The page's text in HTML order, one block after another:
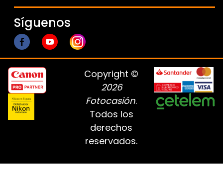
Síguenos
Copyright ©
2026
Fotocasión.
Todos los
derechos
reservados.